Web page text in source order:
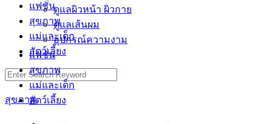
ดูแลผิวหน้า ผิวกาย
ดูแลเส้นผม
อุปกรณ์ความงาม
แฟชั่น
สุขภาพ
แม่และเด็ก
สัตว์เลี้ยง
แฟชั่น
สุขภาพ
แม่และเด็ก
สัตว์เลี้ยง
Search
for:
สุขภาพ